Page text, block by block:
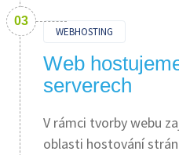
WEBHOSTING
Web
serverech
V rámci tvorby webu
oblasti hostování